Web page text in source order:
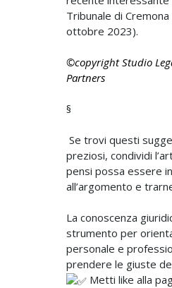
Tribunale di Cremona
ottobre 2023).
©copyright Studio
Partners
§
Se trovi questi
preziosi, condividi
pensi possa essere
all’argomento e
La conoscenza
strumento per
personale e
prendere le giuste
Metti like alla